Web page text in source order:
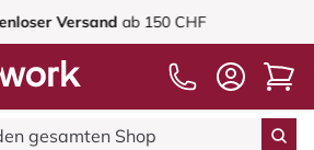
Versandab 150 CHF